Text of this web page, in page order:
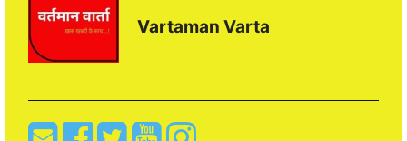
Vartaman Varta